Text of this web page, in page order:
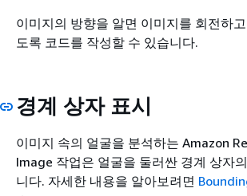
이미지의 방향을 알면 이미지를 회전하
도록 코드를 작성할 수 있습니다.
경계 상자 표시
이미지 속의 얼굴을 분석하는 Amazon
Image 작업은 얼굴을 둘러싼 경계 상자
니다. 자세한 내용을 알아보려면